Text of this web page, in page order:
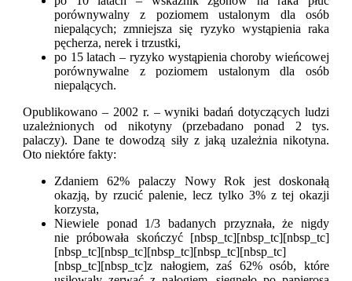
porównywalny z poziomem ustalonym dla osób
niepalących; zmniejsza się ryzyko wystąpienia raka
pęcherza, nerek i trzustki,
po 15 latach – ryzyko wystąpienia choroby wieńcowej
porównywalne z poziomem ustalonym dla osób
niepalących.
Opublikowano – 2002 r. – wyniki badań dotyczących ludzi
uzależnionych od nikotyny (przebadano ponad 2 tys.
palaczy). Dane te dowodzą siły z jaką uzależnia nikotyna.
Oto niektóre fakty:
Zdaniem 62% palaczy Nowy Rok jest doskonałą
okazją, by rzucić palenie, lecz tylko 3% z tej okazji
korzysta,
Niewiele ponad 1/3 badanych przyznała, że nigdy
nie próbowała skończyć [nbsp_tc][nbsp_tc][nbsp_tc]
[nbsp_tc][nbsp_tc][nbsp_tc][nbsp_tc][nbsp_tc]
[nbsp_tc][nbsp_tc]z nałogiem, zaś 62% osób, które